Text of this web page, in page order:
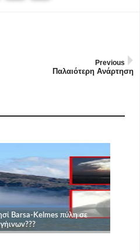
Previous
Παλαιότερη Ανάρτηση